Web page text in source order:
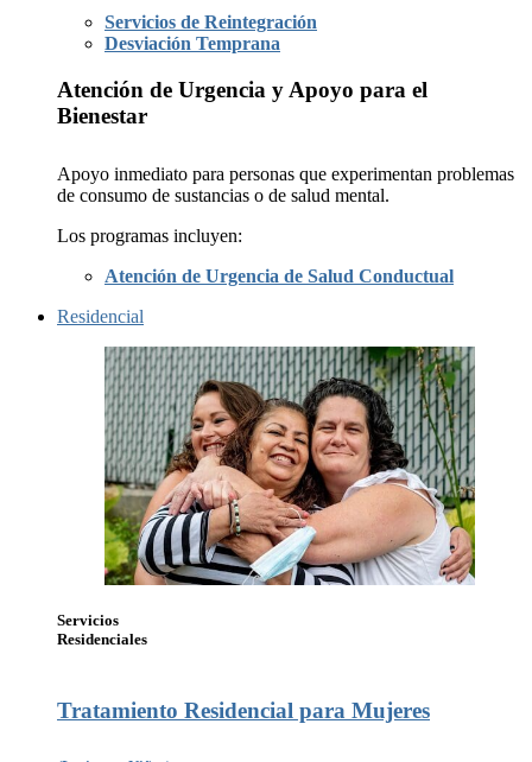
Servicios de Reintegración
Desviación Temprana
Atención de Urgencia y Apoyo para el
Bienestar
Apoyo inmediato para personas que experimentan problemas
de consumo de sustancias o de salud mental.
Los programas incluyen:
Atención de Urgencia de Salud Conductual
Residencial
Servicios
Residenciales
Tratamiento Residencial para Mujeres